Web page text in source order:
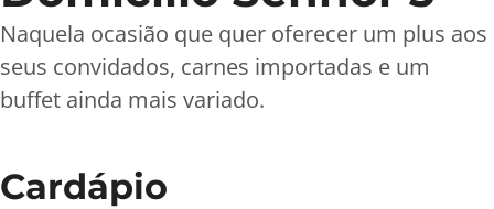
Naquela ocasião que quer oferecer um plus aos
seus convidados, carnes importadas e um
buffet ainda mais variado.
Cardápio